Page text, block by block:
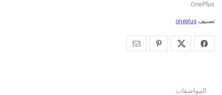
OnePlus
تصنيف oneplus
المواصفات